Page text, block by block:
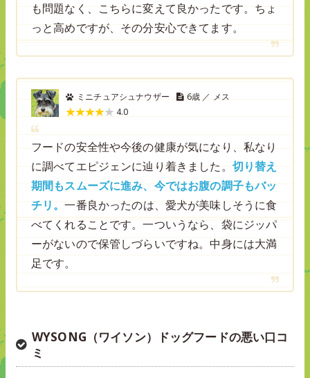
も問題なく、こちらに変えて良かったです。ちょ
っと高めですが、その分安心できてます。
ミニチュアシュナウザー
6歳 ／ メス
4.0
フードの安全性や今後の健康が気になり、私なり
に調べてエピジェンに辿り着きました。 切り替え
期間もスムーズに進み、今ではお腹の調子もバッ
チリ。一番良かったのは、愛犬が美味しそうに食
べてくれることです。一ついうなら、袋にジッパ
ーがないので保管しづらいですね。中身には大満
足です。
WYSONG（ワイソン）ドッグフードの悪い口コ
ミ